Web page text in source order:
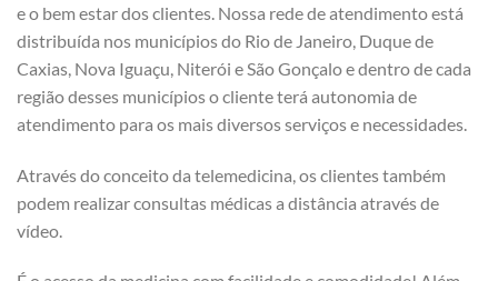
e o bem estar dos clientes. Nossa rede de atendimento está
distribuída nos municípios do Rio de Janeiro, Duque de
Caxias, Nova Iguaçu, Niterói e São Gonçalo e dentro de cada
região desses municípios o cliente terá autonomia de
atendimento para os mais diversos serviços e necessidades.
Através do conceito da telemedicina, os clientes também
podem realizar consultas médicas a distância através de
vídeo.